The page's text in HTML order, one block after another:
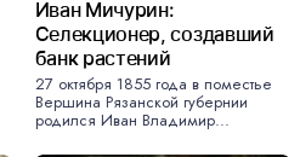
Иван Мичурин:
Селекционер, создавший
банк растений
27 октября 1855 года в поместье
Вершина Рязанской губернии
родился Иван Владимир...